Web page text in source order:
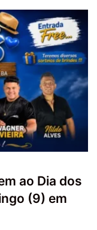
ao Dia dos
(9) em